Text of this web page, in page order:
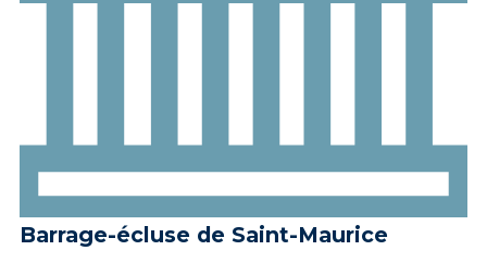
Barrage-écluse de Saint-Maurice